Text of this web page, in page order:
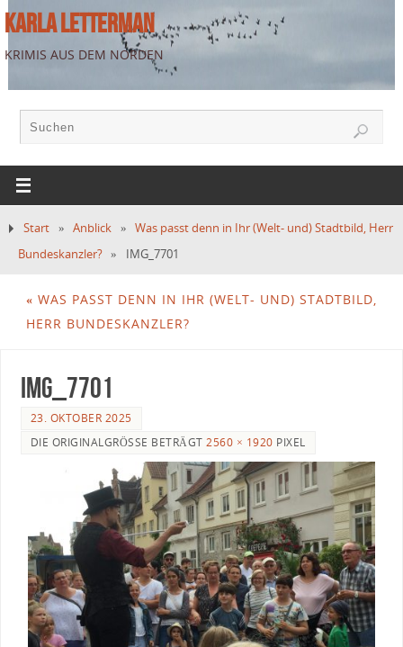
KARLA LETTERMAN
KRIMIS AUS DEM NORDEN
Start » Anblick » Was passt denn in Ihr (Welt- und) Stadtbild, Herr
Bundeskanzler? » IMG_7701
« WAS PASST DENN IN IHR (WELT- UND) STADTBILD,
HERR BUNDESKANZLER?
IMG_7701
23. OKTOBER 2025
DIE ORIGINALGRÖSSE BETRÄGT 2560 × 1920 PIXEL